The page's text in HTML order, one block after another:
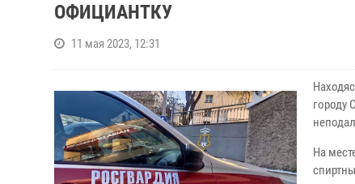
ОФИЦИАНТКУ
11 мая 2023, 12:31
городу
На